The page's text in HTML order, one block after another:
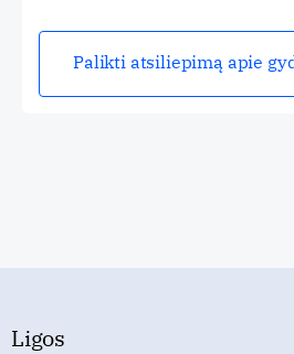
Palikti atsiliepimą apie
Ligos